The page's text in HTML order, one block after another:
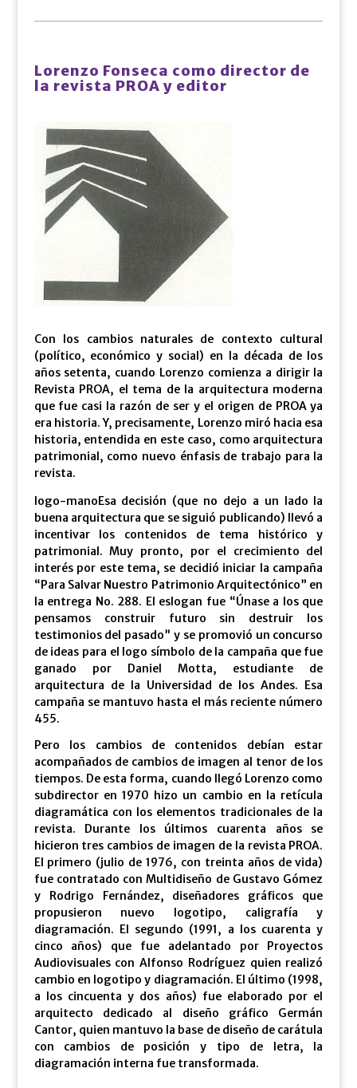
Lorenzo Fonseca como director de
la revista PROA y editor
Con los cambios naturales de contexto cultural
(político, económico y social) en la década de los
años setenta, cuando Lorenzo comienza a dirigir la
Revista PROA, el tema de la arquitectura moderna
que fue casi la razón de ser y el origen de PROA ya
era historia. Y, precisamente, Lorenzo miró hacia esa
historia, entendida en este caso, como arquitectura
patrimonial, como nuevo énfasis de trabajo para la
revista.
logo-manoEsa decisión (que no dejo a un lado la
buena arquitectura que se siguió publicando) llevó a
incentivar los contenidos de tema histórico y
patrimonial. Muy pronto, por el crecimiento del
interés por este tema, se decidió iniciar la campaña
“Para Salvar Nuestro Patrimonio Arquitectónico” en
la entrega No. 288. El eslogan fue “Únase a los que
pensamos construir futuro sin destruir los
testimonios del pasado” y se promovió un concurso
de ideas para el logo símbolo de la campaña que fue
ganado por Daniel Motta, estudiante de
arquitectura de la Universidad de los Andes. Esa
campaña se mantuvo hasta el más reciente número
455.
Pero los cambios de contenidos debían estar
acompañados de cambios de imagen al tenor de los
tiempos. De esta forma, cuando llegó Lorenzo como
subdirector en 1970 hizo un cambio en la retícula
diagramática con los elementos tradicionales de la
revista. Durante los últimos cuarenta años se
hicieron tres cambios de imagen de la revista PROA.
El primero (julio de 1976, con treinta años de vida)
fue contratado con Multidiseño de Gustavo Gómez
y Rodrigo Fernández, diseñadores gráficos que
propusieron nuevo logotipo, caligrafía y
diagramación. El segundo (1991, a los cuarenta y
cinco años) que fue adelantado por Proyectos
Audiovisuales con Alfonso Rodríguez quien realizó
cambio en logotipo y diagramación. El último (1998,
a los cincuenta y dos años) fue elaborado por el
arquitecto dedicado al diseño gráfico Germán
Cantor, quien mantuvo la base de diseño de carátula
con cambios de posición y tipo de letra, la
diagramación interna fue transformada.